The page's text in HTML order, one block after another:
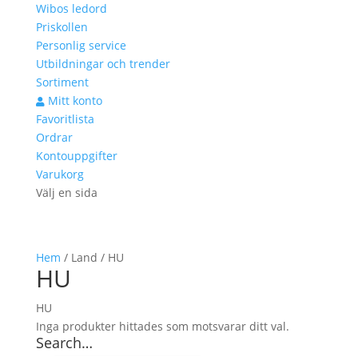
Wibos ledord
Priskollen
Personlig service
Utbildningar och trender
Sortiment
Mitt konto
Favoritlista
Ordrar
Kontouppgifter
Varukorg
Välj en sida
Hem / Land / HU
HU
HU
Inga produkter hittades som motsvarar ditt val.
Search…